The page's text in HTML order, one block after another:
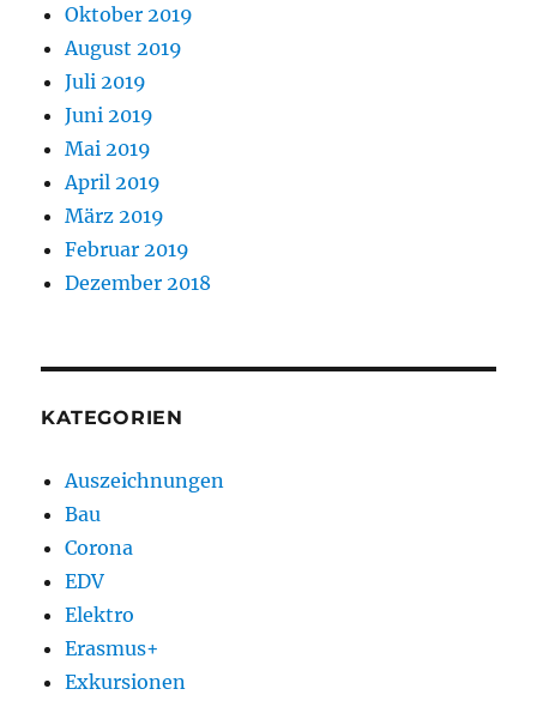
Oktober 2019
August 2019
Juli 2019
Juni 2019
Mai 2019
April 2019
März 2019
Februar 2019
Dezember 2018
KATEGORIEN
Auszeichnungen
Bau
Corona
EDV
Elektro
Erasmus+
Exkursionen